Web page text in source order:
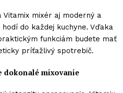
mixér aj moderný a
do každej kuchyne. Vďaka
funkciám budete mať
príťažlivý spotrebič.
dokonalé mixovanie